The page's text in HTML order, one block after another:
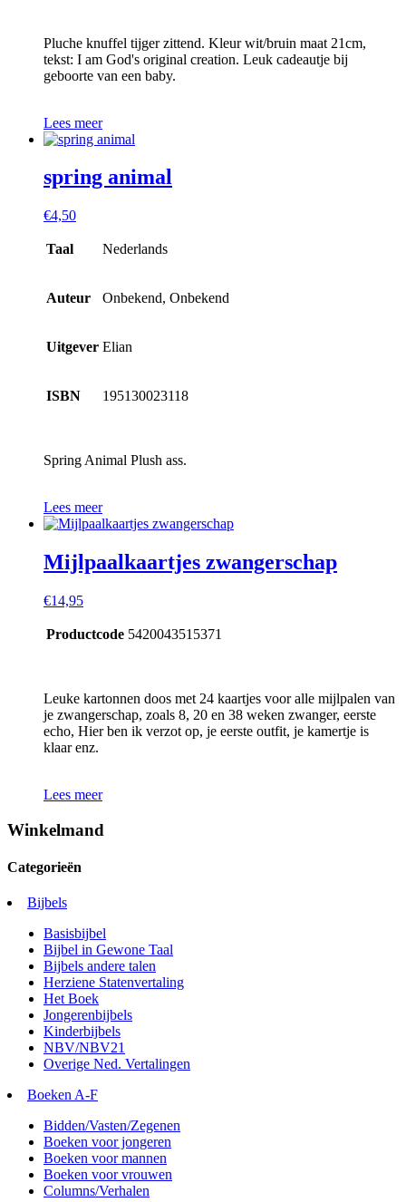
Pluche knuffel tijger zittend. Kleur wit/bruin maat 21cm,
tekst: I am God's original creation. Leuk cadeautje bij
geboorte van een baby.
Lees meer
spring animal
€4,50
Taal Nederlands
Auteur Onbekend, Onbekend
Uitgever Elian
ISBN 195130023118
Spring Animal Plush ass.
Lees meer
Mijlpaalkaartjes zwangerschap
€14,95
Productcode 5420043515371
Leuke kartonnen doos met 24 kaartjes voor alle mijlpalen van
je zwangerschap, zoals 8, 20 en 38 weken zwanger, eerste
echo, Hier ben ik verzot op, je eerste outfit, je kamertje is
klaar enz.
Lees meer
Winkelmand
Categorieën
Bijbels
Basisbijbel
Bijbel in Gewone Taal
Bijbels andere talen
Herziene Statenvertaling
Het Boek
Jongerenbijbels
Kinderbijbels
NBV/NBV21
Overige Ned. Vertalingen
Boeken A-F
Bidden/Vasten/Zegenen
Boeken voor jongeren
Boeken voor mannen
Boeken voor vrouwen
Columns/Verhalen